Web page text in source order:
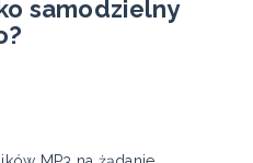
samodzielny